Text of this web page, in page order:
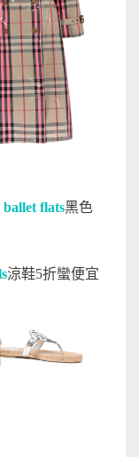
ballet flats黑色
涼鞋5折蠻便宜